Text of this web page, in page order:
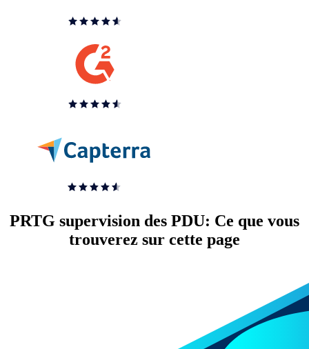
PRTG supervision des PDU: Ce que vous
trouverez sur cette page